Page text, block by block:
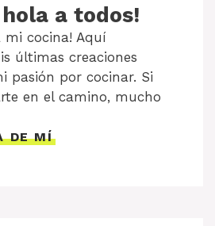
hola a todos!
mi cocina! Aquí
últimas creaciones
pasión por cocinar. Si
en el camino, mucho
DE MÍ